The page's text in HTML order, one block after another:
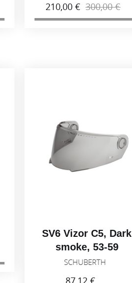
210,00 € 300,00 €
SV6 Vizor C5, Dark
smoke, 53-59
SCHUBERTH
87,12 €